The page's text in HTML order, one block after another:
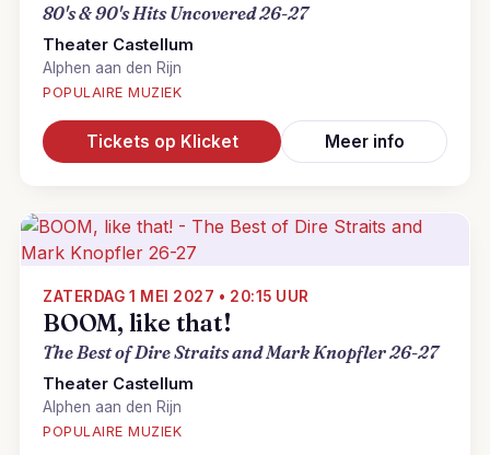
80's & 90's Hits Uncovered 26-27
Theater Castellum
Alphen aan den Rijn
POPULAIRE MUZIEK
Tickets op Klicket Meer info
ZATERDAG 1 MEI 2027 • 20:15 UUR
BOOM, like that!
The Best of Dire Straits and Mark Knopfler 26-27
Theater Castellum
Alphen aan den Rijn
POPULAIRE MUZIEK